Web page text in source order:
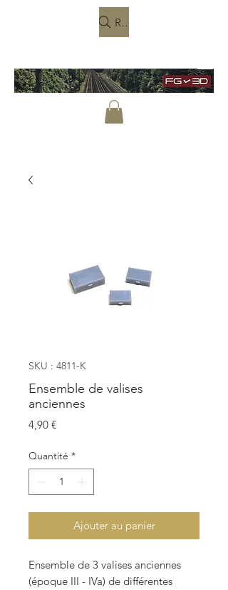
Rechercher
SKU : 4811-K
Ensemble de valises
anciennes
4,90 €Prix
Quantité *
Ajouter au panier
Ensemble de 3 valises anciennes
(époque III - IVa) de différentes